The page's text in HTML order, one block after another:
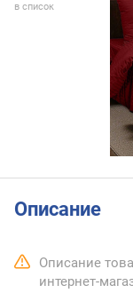
в список
Описание
Описание
интернет-